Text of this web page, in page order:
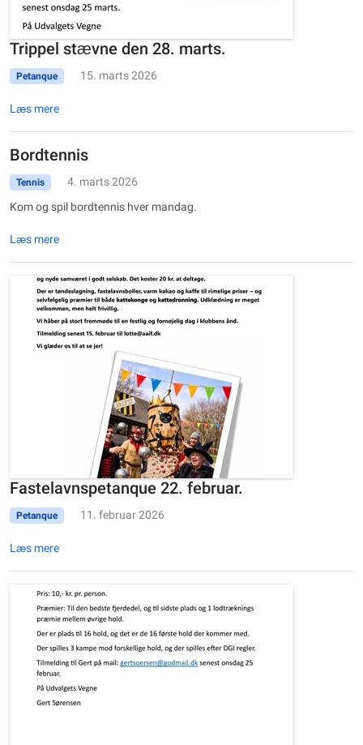
Trippel stævne den 28. marts.
Petanque 15. marts 2026
Læs mere
Bordtennis
Tennis
4. marts 2026
Kom og spil bordtennis hver mandag.
Læs mere
Fastelavnspetanque 22. februar.
Petanque 11. februar 2026
Læs mere